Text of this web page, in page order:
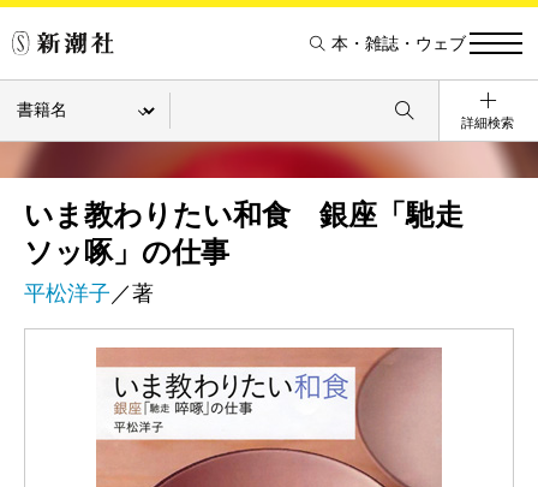
本・雑誌・ウェブ
詳細検索
いま教わりたい和食 銀座「馳走
ソッ啄」の仕事
平松洋子 ／著